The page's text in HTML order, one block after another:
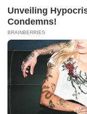
VIDEO Mahasiswa
Terkam Mesum di
Kelas Unair Bikin Viral
3 Comments